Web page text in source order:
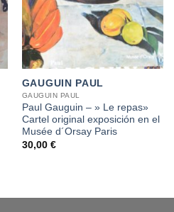
GAUGUIN PAUL
GAUGUIN PAUL
Paul Gauguin – » Le repas»
Cartel original exposición en el
Musée d´Orsay Paris
30,00 €